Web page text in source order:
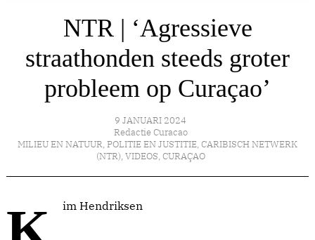
NTR | ‘Agressieve
straathonden steeds groter
probleem op Curaçao’
9 JANUARI 2024
Redactie Curacao
MILIEU EN NATUUR, POLITIE EN JUSTITIE, CARIBISCH NETWERK
(NTR), VIDEOS, CURAÇAO
Kim Hendriksen